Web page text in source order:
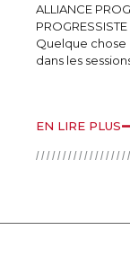
ALLIANCE
Quelque chose
dans les
EN LIRE PLUS